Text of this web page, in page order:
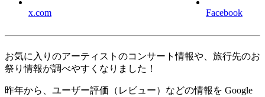
x.com Facebook
お気に入りのアーティストのコンサート情報や、旅行先のお
祭り情報が調べやすくなりました！
昨年から、ユーザー評価（レビュー）などの情報を Google